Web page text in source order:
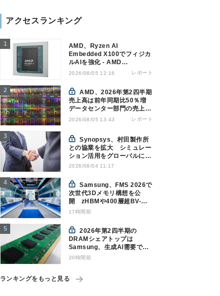
アクセスランキング
AMD、Ryzen AI
Embedded X100でフィジカ
ルAIを強化 - AMD
Advancing AI 2026
2026/08/05 12:16 レポート
AMD、2026年第2四半期
売上高は前年同期比50％増
データセンター部門の売上高
が倍増
2026/08/05 13:43 レポート
Synopsys、村田製作所
との協業を拡大 シミュレー
ション活用をグローバルに支
援
2026/08/04 11:17
Samsung、FMS 2026で
次世代3Dメモリ構想を公
開 zHBMや400層超BV-
NANDを披露
17時間前
2026年第2四半期の
DRAMシェアトップは
Samsung、生成AI需要で競
争構図に変化
20時間前
ランキングをもっと見る